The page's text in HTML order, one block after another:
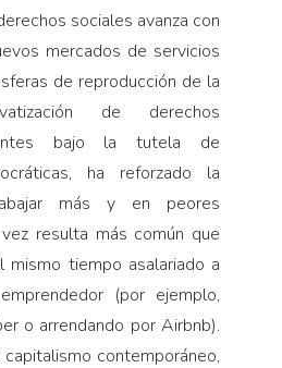
sociales avanza con
mercados de servicios
de reproducción de la
de derechos
antes bajo la tutela de
ha reforzado la
más y en peores
resulta más común que
mismo tiempo asalariado a
(por ejemplo,
o arrendando por Airbnb).
contemporáneo,